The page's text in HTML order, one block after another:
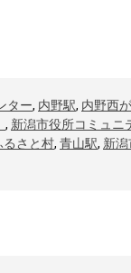
ター, 内野駅, 内野西
, 新潟市役所コミュ
るさと村, 青山駅, 新